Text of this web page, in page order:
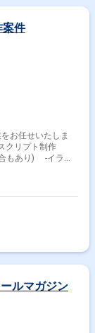
案件
お任せいたしま
クリプト制作
もあり) -イラス
ルマガジン